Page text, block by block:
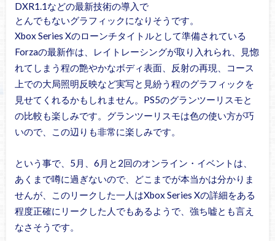
DXR1.1などの最新技術の導入で
とんでもないグラフィックになりそうです。
Xbox Series Xのローンチタイトルとして準備されている
Forzaの最新作は、レイトレーシングが取り入れられ、見惚
れてしまう程の艶やかなボディ表面、反射の再現、コース
上での大局照明反映など実写と見紛う程のグラフィックを
見せてくれるかもしれません。PS5のグランツーリスモと
の比較も楽しみです。グランツーリスモは色の使い方が巧
いので、この辺りも非常に楽しみです。
という事で、5月、6月と2回のオンライン・イベントは、
あくまで噂に過ぎないので、どこまでが本当かは分かりま
せんが、このリークした一人はXbox Series Xの詳細をある
程度正確にリークした人でもあるようで、強ち嘘とも言え
なさそうです。